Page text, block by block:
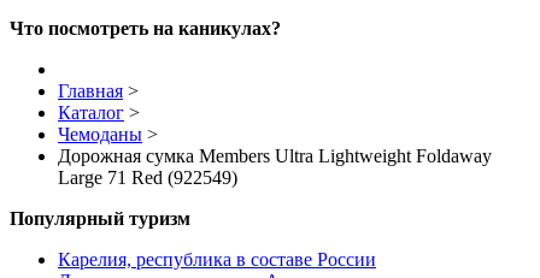
Что посмотреть на каникулах?
Главная >
Каталог >
Чемоданы >
Дорожная сумка Members Ultra Lightweight Foldaway
Large 71 Red (922549)
Популярный туризм
Карелия, республика в составе России